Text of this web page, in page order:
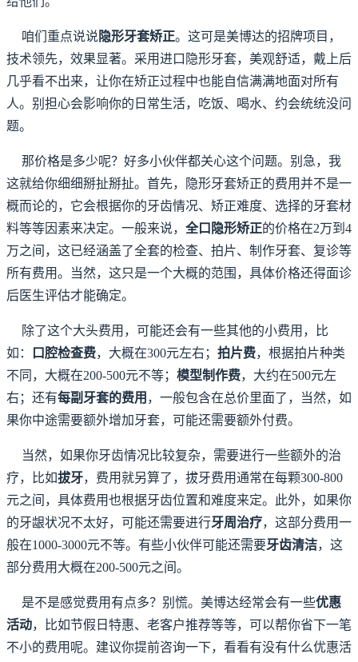
咱们重点说说隐形牙套矫正。这可是美博达的招牌项目，
技术领先，效果显著。采用进口隐形牙套，美观舒适，戴上后
几乎看不出来，让你在矫正过程中也能自信满满地面对所有
人。别担心会影响你的日常生活，吃饭、喝水、约会统统没问
题。
那价格是多少呢？好多小伙伴都关心这个问题。别急，我
这就给你细细掰扯掰扯。首先，隐形牙套矫正的费用并不是一
概而论的，它会根据你的牙齿情况、矫正难度、选择的牙套材
料等等因素来决定。一般来说， 全口隐形矫正的价格在2万到4
万之间，这已经涵盖了全套的检查、拍片、制作牙套、复诊等
所有费用。当然，这只是一个大概的范围，具体价格还得面诊
后医生评估才能确定。
除了这个大头费用，可能还会有一些其他的小费用，比
如：
口腔检查费，大概在300元左右； 拍片费，根据拍片种类
不同，大概在200-500元不等； 模型制作费，大约在500元左
右；还有每副牙套的费用 ，一般包含在总价里面了，当然，如
果你中途需要额外增加牙套，可能还需要额外付费。
当然，如果你牙齿情况比较复杂，需要进行一些额外的治
疗，比如拔牙，费用就另算了，拔牙费用通常在每颗300-800
元之间，具体费用也根据牙齿位置和难度来定。此外，如果你
的牙龈状况不太好，可能还需要进行牙周治疗，这部分费用一
般在1000-3000元不等。有些小伙伴可能还需要牙齿清洁，这
部分费用大概在200-500元之间。
是不是感觉费用有点多？别慌。美博达经常会有一些优惠
活动，比如节假日特惠、老客户推荐等等，可以帮你省下一笔
不小的费用呢。建议你提前咨询一下，看看有没有什么优惠活